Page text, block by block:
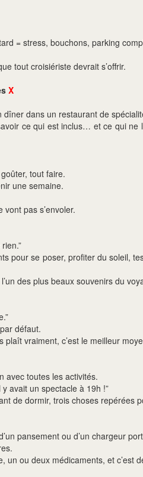
= stress, bouchons, parking
tout croisiériste devrait s’offrir.
X
dîner dans un restaurant de
ce qui est inclus… et ce qui ne
tout faire.
une semaine.
pas s’envoler.
pour se poser, profiter du soleil,
des plus beaux souvenirs du
défaut.
vraiment, c’est le meilleur
avec toutes les activités.
avait un spectacle à 19h !”
de dormir, trois choses repérées
pansement ou d’un chargeur
ou deux médicaments, et c’est